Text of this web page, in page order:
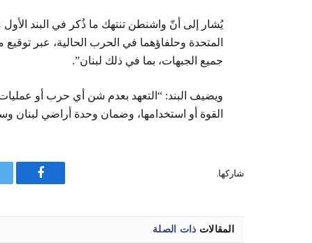
يُشار إلى أنّ واشنطن تنتهك ما ذُكر في البند
المتحدة وحلفاؤهما في الحرب الحالية، عبر
جميع الجبهات، بما في ذلك لبنان”.
ويضيف البند: “التعهد بعدم شن أي حرب أو
القوة أو استخدامها، وضمان وحدة أراضي لبنان
شاركها.
فيسبوك
المقالات ذات الصلة